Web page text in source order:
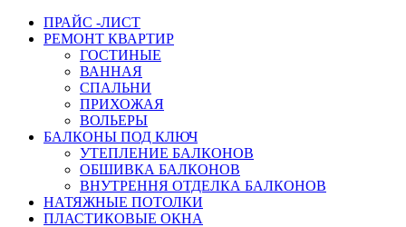
ПРАЙС -ЛИСТ
РЕМОНТ КВАРТИР
ГОСТИНЫЕ
ВАННАЯ
СПАЛЬНИ
ПРИХОЖАЯ
ВОЛЬЕРЫ
БАЛКОНЫ ПОД КЛЮЧ
УТЕПЛЕНИЕ БАЛКОНОВ
ОБШИВКА БАЛКОНОВ
ВНУТРЕННЯ ОТДЕЛКА БАЛКОНОВ
НАТЯЖНЫЕ ПОТОЛКИ
ПЛАСТИКОВЫЕ ОКНА